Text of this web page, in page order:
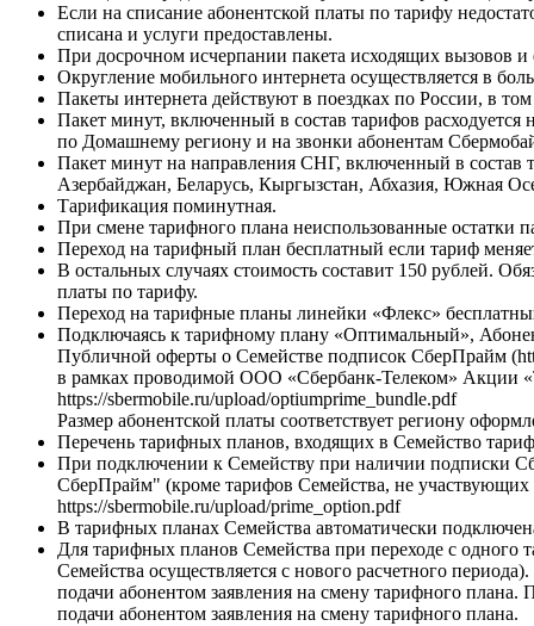
Если на списание абонентской платы по тарифу
списана и услуги предоставлены.
При досрочном исчерпании пакета исходящих вызовов
Округление мобильного интернета осуществляется в
Пакеты интернета действуют в поездках по России, в
Пакет минут, включенный в состав тарифов
по Домашнему региону и на звонки абонентам
Пакет минут на направления СНГ, включенный в состав
Азербайджан, Беларусь, Кыргызстан, Абхазия, Южная
Тарификация поминутная.
При смене тарифного плана неиспользованные остатки
Переход на тарифный план бесплатный если тариф
В остальных случаях стоимость составит 150 рублей.
платы по тарифу.
Переход на тарифные планы линейки «Флекс»
Подключаясь к тарифному плану «Оптимальный»,
Публичной оферты о Семействе подписок СберПрайм
в рамках проводимой ООО «Сбербанк-Телеком» Акции
https://sbermobile.ru/upload/optiumprime_bundle.pdf
Размер абонентской платы соответствует региону
Перечень тарифных планов, входящих в Семейство
При подключении к Семейству при наличии подписки
СберПрайм" (кроме тарифов Семейства, не
https://sbermobile.ru/upload/prime_option.pdf
В тарифных планах Семейства автоматически
Для тарифных планов Семейства при переходе с одного
Семейства осуществляется с нового расчетного
подачи абонентом заявления на смену тарифного
подачи абонентом заявления на смену тарифного плана.